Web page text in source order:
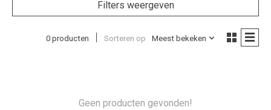
Filters weergeven
0 producten Sorteren op Meest bekeken
Geen producten gevonden!